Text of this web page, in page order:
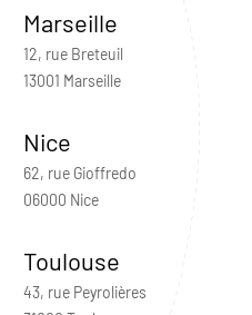
Marseille
12, rue Breteuil
13001 Marseille
Nice
62, rue Gioffredo
06000 Nice
Toulouse
43, rue Peyrolières